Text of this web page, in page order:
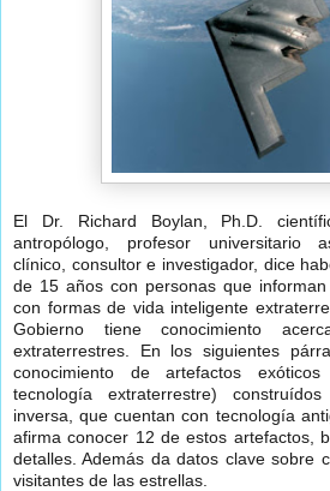
El Dr. Richard Boylan, Ph.D.
antropólogo, profesor universitario
clínico, consultor e investigador, dice
de 15 años con personas que
con formas de vida inteligente
Gobierno tiene conocimiento
extraterrestres. En los siguientes
conocimiento de artefactos
tecnología extraterrestre)
inversa, que cuentan con tecnología
afirma conocer 12 de estos artefactos,
detalles. Además da datos clave sobre
visitantes de las estrellas.